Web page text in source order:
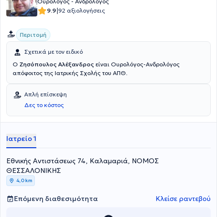
στην Ελλάδα και στο εξωτερικό. Είναι κριτής (reviewer) σε 5
ξενόγλωσσα περιοδικά.
9.9|92 αξιολογήσεις
Περιτομή
Σχετικά με τον ειδικό
Ο Ζησόπουλος Αλέξανδρος είναι Ουρολόγος-Ανδρολόγος
απόφοιτος της Ιατρικής Σχολής του ΑΠΘ.
Απλή επίσκεψη
Δες το κόστος
Ιατρείο 1
Εθνικής Αντιστάσεως 74, Καλαμαριά, ΝΟΜΟΣ
ΘΕΣΣΑΛΟΝΙΚΗΣ
4,0 km
Επόμενη διαθεσιμότητα Κλείσε ραντεβού